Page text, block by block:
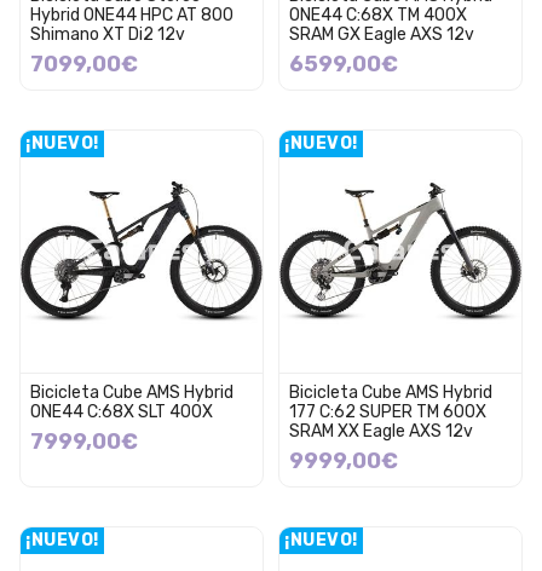
Hybrid ONE44 HPC AT 800
Shimano XT Di2 12v
7099,00€
ONE44 C:68X TM 400X
SRAM GX Eagle AXS 12v
6599,00€
¡NUEVO!
Bicicleta Cube AMS Hybrid
ONE44 C:68X SLT 400X
7999,00€
¡NUEVO!
Bicicleta Cube AMS Hybrid
177 C:62 SUPER TM 600X
SRAM XX Eagle AXS 12v
9999,00€
¡NUEVO! ¡NUEVO!